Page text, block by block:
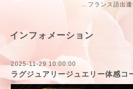
…フランス語出逢
インフォメーション
2025-11-29 10:00:00
ラグジュアリージュエリー体感コ